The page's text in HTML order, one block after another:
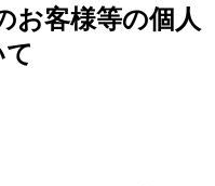
お客様等の個人